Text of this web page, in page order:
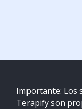
Importante: Los
Terapify son